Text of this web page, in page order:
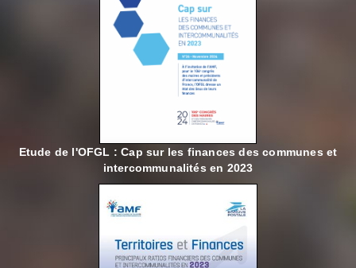
Etude de l'OFGL : Cap sur les finances des communes et
intercommunalités en 2023